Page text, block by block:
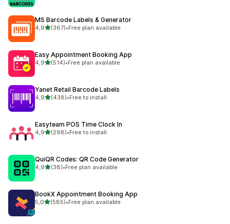
MS Barcode Labels & Generator
4,9z 5 hvězd
(367)
Celkový počet recenzí: 367
•Free plan available
Easy Appointment Booking App
4,9z 5 hvězd
(514)
Celkový počet recenzí: 514
•Free plan available
Yanet Retail Barcode Labels
4,9z 5 hvězd
(438)
Celkový počet recenzí: 438
•Free to install
Easyteam POS Time Clock In
4,9z 5 hvězd
(298)
Celkový počet recenzí: 298
•Free to install
QuiQR Codes: QR Code Generator
4,9z 5 hvězd
(38)
Celkový počet recenzí: 38
•Free plan available
BookX Appointment Booking App
5,0z 5 hvězd
(585)
Celkový počet recenzí: 585
•Free plan available